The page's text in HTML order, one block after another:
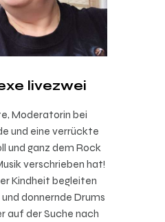
livezwei
Moderatorin bei
und eine verrückte
und ganz dem Rock
verschrieben hat!
Kindheit begleiten
donnernde Drums
auf der Suche nach